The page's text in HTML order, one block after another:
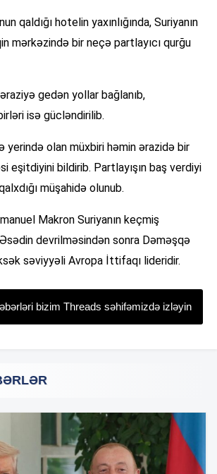
qaldığı hotelin yaxınlığında, Suriyanın
mərkəzində bir neçə partlayıcı qurğu
gedən yollar bağlanıb,
isə gücləndirilib.
yerində olan müxbiri həmin ərazidə bir
eşitdiyini bildirib. Partlayışın baş verdiyi
müşahidə olunub.
Makron Suriyanın keçmiş
devrilməsindən sonra Dəməşqə
səviyyəli Avropa İttifaqı lideridir.
bizim Threads səhifəmizdə izləyin